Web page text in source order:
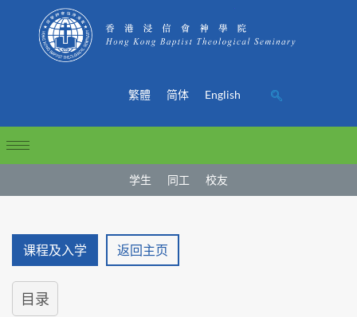
繁體 简体 English
学生 同工 校友
课程及入学 返回主页
目录